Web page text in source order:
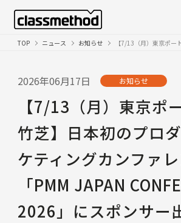
TOP ニュース お知らせ
2026年06月17日 お知らせ
【7/13（月）東京ポ
竹芝】日本初のプロ
ケティングカンファ
「PMM JAPAN
2026」にスポンサー